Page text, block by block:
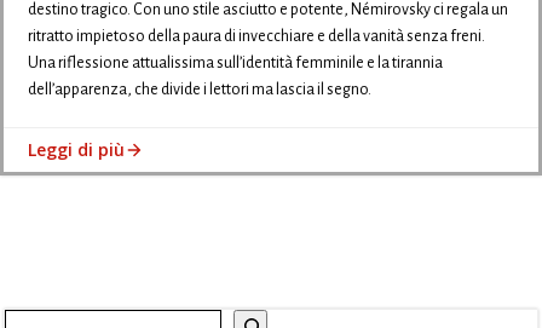
destino tragico. Con uno stile asciutto e potente, Némirovsky ci regala un
ritratto impietoso della paura di invecchiare e della vanità senza freni.
Una riflessione attualissima sull’identità femminile e la tirannia
dell’apparenza, che divide i lettori ma lascia il segno.
Leggi di più